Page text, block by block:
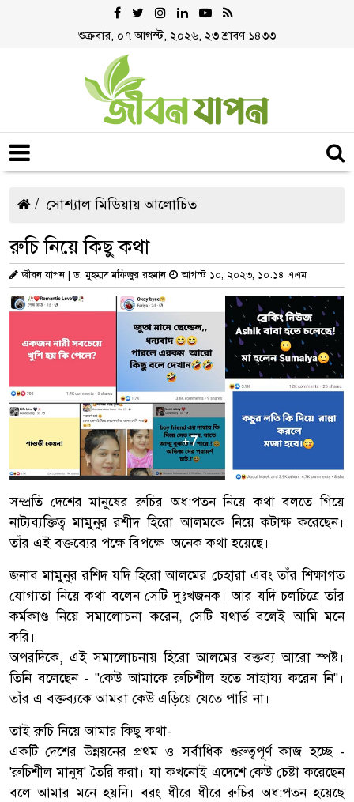
শুক্রবার, ০৭ আগস্ট, ২০২৬, ২৩ শ্রাবণ ১৪৩৩
সোশ্যাল মিডিয়ায় আলোচিত
রুচি নিয়ে কিছু কথা
জীবন যাপন | ড. মুহম্মদ মফিজুর রহমান আগস্ট ১০, ২০২৩, ১০:১৪ এএম
সম্প্রতি দেশের মানুষের রুচির অধ:পতন নিয়ে কথা বলতে গিয়ে
নাট্যব্যক্তিত্ব মামুনুর রশীদ হিরো আলমকে নিয়ে কটাক্ষ করেছেন।
তাঁর এই বক্তব্যের পক্ষে বিপক্ষে অনেক কথা হয়েছে।
জনাব মামুনুর রশিদ যদি হিরো আলমের চেহারা এবং তাঁর শিক্ষাগত
যোগ্যতা নিয়ে কথা বলেন সেটি দুঃখজনক। আর যদি চলচিত্রে তাঁর
কর্মকাণ্ড নিয়ে সমালোচনা করেন, সেটি যথার্ত বলেই আমি মনে
করি।
অপরদিকে, এই সমালোচনায় হিরো আলমের বক্তব্য আরো স্পষ্ট।
তিনি বলেছেন - "কেউ আমাকে রুচিশীল হতে সাহায্য করেন নি"।
তাঁর এ বক্তব্যকে আমরা কেউ এড়িয়ে যেতে পারি না।
তাই রুচি নিয়ে আমার কিছু কথা-
একটি দেশের উন্নয়নের প্রথম ও সর্বাধিক গুরুত্বপূর্ণ কাজ হচ্ছে -
'রুচিশীল মানুষ' তৈরি করা। যা কখনোই এদেশে কেউ চেষ্টা করেছেন
বলে আমার মনে হয়নি। বরং ধীরে ধীরে রুচির অধ:পতন হয়েছে